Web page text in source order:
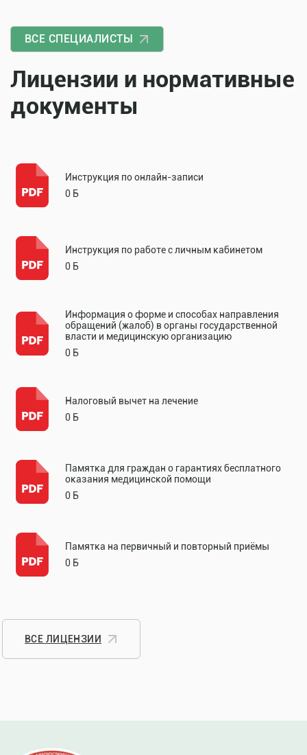
ВСЕ СПЕЦИАЛИСТЫ
Лицензии и нормативные
документы
Инструкция по онлайн-записи
0 Б
Инструкция по работе с личным кабинетом
0 Б
Информация о форме и способах направления
обращений (жалоб) в органы государственной
власти и медицинскую организацию
0 Б
Налоговый вычет на лечение
0 Б
Памятка для граждан о гарантиях бесплатного
оказания медицинской помощи
0 Б
Памятка на первичный и повторный приёмы
0 Б
ВСЕ ЛИЦЕНЗИИ